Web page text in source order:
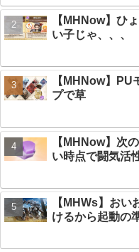
【MHNow】ひ
い子じゃ、、、
【MHNow】PU
プで草
【MHNow】次
い時点で闘気活
【MHWs】おい
けるから起動の